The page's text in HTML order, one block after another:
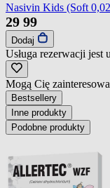
Nasivin Kids (Soft
29 99
Dodaj
Usługa rezerwacji jest
Mogą Cię
Bestsellery
Inne produkty
Podobne produkty